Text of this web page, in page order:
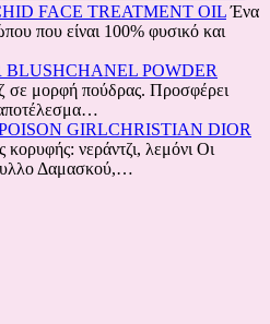
FACE TREATMENT OILΈνα
που είναι 100% φυσικό και
CHANEL POWDER
σε μορφή πούδρας. Προσφέρει
CHRISTIAN DIOR
κορυφής: νεράντζι, λεμόνι Oι
Δαμασκού,…